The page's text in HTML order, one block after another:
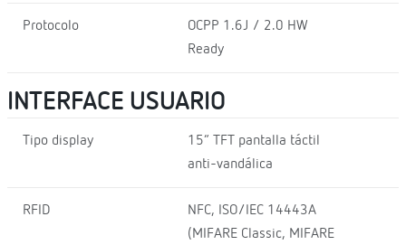
Protocolo
OCPP 1.6J / 2.0 HW
Ready
INTERFACE USUARIO
Tipo display
15” TFT pantalla táctil
anti-vandálica
RFID
NFC, ISO/IEC 14443A
(MIFARE Classic, MIFARE